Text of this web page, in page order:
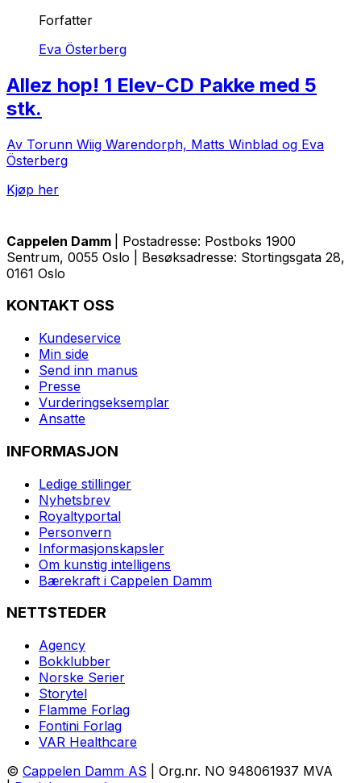
Forfatter
Eva Österberg
Allez hop! 1 Elev-CD Pakke med 5
stk.
Av Torunn Wiig Warendorph, Matts Winblad og Eva
Österberg
Kjøp her
Cappelen Damm
| Postadresse: Postboks 1900
Sentrum, 0055 Oslo | Besøksadresse: Stortingsgata 28,
0161 Oslo
KONTAKT OSS
Kundeservice
Min side
Send inn manus
Presse
Vurderingseksemplar
Ansatte
INFORMASJON
Ledige stillinger
Nyhetsbrev
Royaltyportal
Personvern
Informasjonskapsler
Om kunstig intelligens
Bærekraft i Cappelen Damm
NETTSTEDER
Agency
Bokklubber
Norske Serier
Storytel
Flamme Forlag
Fontini Forlag
VAR Healthcare
© Cappelen Damm AS | Org.nr. NO 948061937 MVA